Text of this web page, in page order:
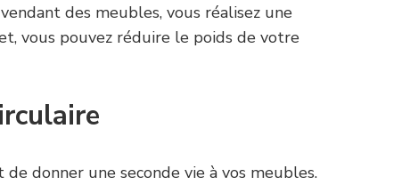
des meubles, vous réalisez une
vous pouvez réduire le poids de votre
donner une seconde vie à vos meubles.